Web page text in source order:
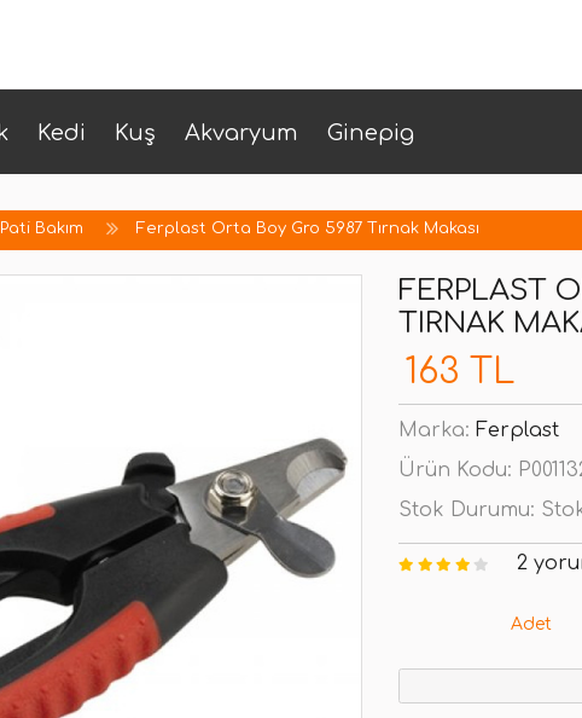
Kedi Kuş Akvaryum Ginepig
Bakım Ferplast Orta Boy Gro 5987 Tırnak Makası
FERPLAST
TIRNAK
163 TL
Marka: Ferplast
Ürün Kodu:
Stok Durumu:
2
Adet